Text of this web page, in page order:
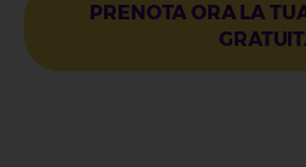
PRENOTA ORA LA